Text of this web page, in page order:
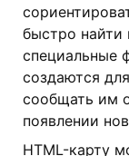
быстро найти
специальные
создаются
сообщать им
появлении
HTML-карту